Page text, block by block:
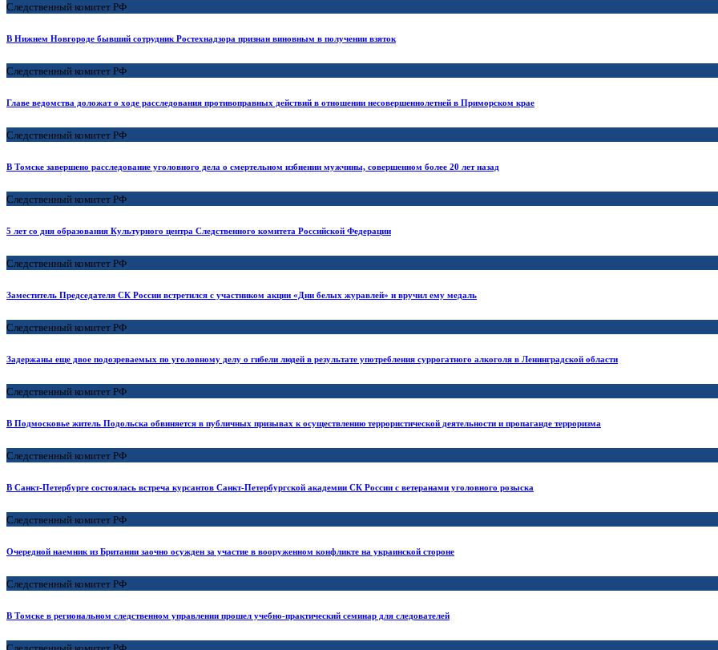
Следственный комитет РФ
В Нижнем Новгороде бывший сотрудник Ростехнадзора признан виновным в получении взяток
Следственный комитет РФ
Главе ведомства доложат о ходе расследования противоправных действий в отношении несовершеннолетней в Приморском крае
Следственный комитет РФ
В Томске завершено расследование уголовного дела о смертельном избиении мужчины, совершенном более 20 лет назад
Следственный комитет РФ
5 лет со дня образования Культурного центра Следственного комитета Российской Федерации
Следственный комитет РФ
Заместитель Председателя СК России встретился с участником акции «Дни белых журавлей» и вручил ему медаль
Следственный комитет РФ
Задержаны еще двое подозреваемых по уголовному делу о гибели людей в результате употребления суррогатного алкоголя в Ленинградской области
Следственный комитет РФ
В Подмосковье житель Подольска обвиняется в публичных призывах к осуществлению террористической деятельности и пропаганде терроризма
Следственный комитет РФ
В Санкт-Петербурге состоялась встреча курсантов Санкт-Петербургской академии СК России с ветеранами уголовного розыска
Следственный комитет РФ
Очередной наемник из Британии заочно осужден за участие в вооруженном конфликте на украинской стороне
Следственный комитет РФ
В Томске в региональном следственном управлении прошел учебно-практический семинар для следователей